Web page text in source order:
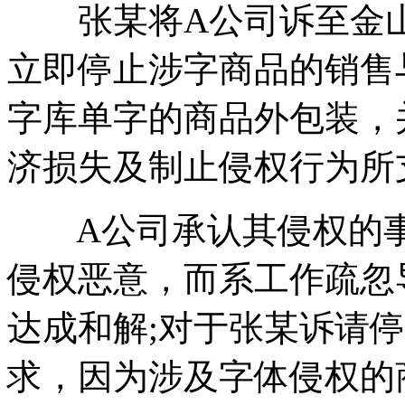
张某将A公司诉至金
立即停止涉字商品的销
字库单字的商品外包装
济损失及制止侵权行为
A公司承认其侵权的
侵权恶意，而系工作疏
达成和解;对于张某诉请
求，因为涉及字体侵权